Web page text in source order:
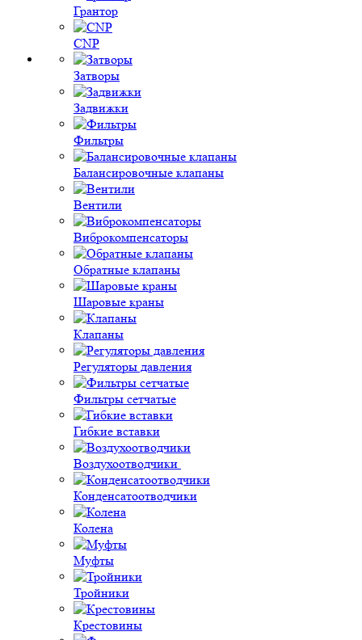
Грантор
CNP
Затворы
Задвижки
Фильтры
Балансировочные клапаны
Вентили
Виброкомпенсаторы
Обратные клапаны
Шаровые краны
Клапаны
Регуляторы давления
Фильтры сетчатые
Гибкие вставки
Воздухоотводчики
Конденсатоотводчики
Колена
Муфты
Тройники
Крестовины